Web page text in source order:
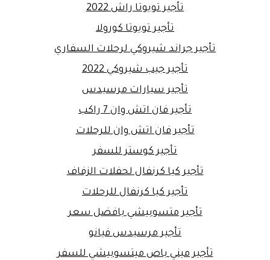
تأجير تويوتا راش 2022
تأجير تويوتا كورولا
تأجير جراند شيروكي لرحلات السفاري
تأجير جيب شيروكي 2022
تأجير سيارات مرسيدس
تأجير فان اتش وان 7 راكب
تأجير فان اتش وان للرحلات
تأجير كوستر للسفر
تأجير كيا كرنفال لحفلات الزفاف
تأجير كيا كرنفال للرحلات
تأجير متسوبيشي بافضل سعر
تأجير مرسيدس فيانو
تأجير ميني باص ميتسوبيشي للسفر